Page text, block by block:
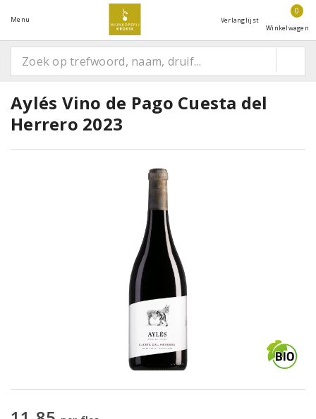
Menu Verlanglijst
0
Winkelwagen
Aylés Vino de Pago Cuesta del
Herrero 2023